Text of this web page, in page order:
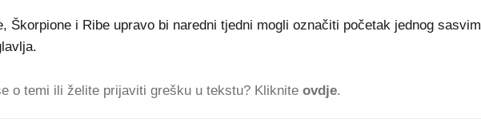
Škorpione i Ribe upravo bi naredni tjedni mogli označiti početak jednog sasvim
o temi ili želite prijaviti grešku u tekstu? Kliknite ovdje.